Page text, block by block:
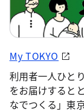
My TOKYO
利用者一人ひと
をお届けすると
なでつくる」東